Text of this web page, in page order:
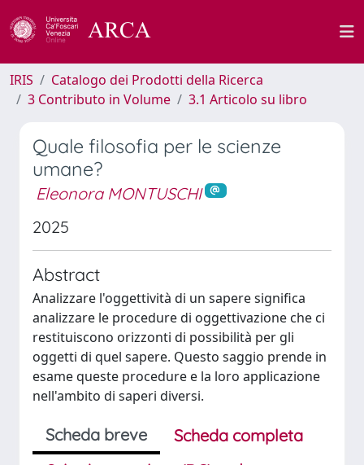
IRIS
Catalogo dei Prodotti della Ricerca
3 Contributo in Volume
3.1 Articolo su libro
Quale filosofia per le scienze
umane?
Eleonora MONTUSCHI
2025
Abstract
Analizzare l'oggettività di un sapere significa
analizzare le procedure di oggettivazione che ci
restituiscono orizzonti di possibilità per gli
oggetti di quel sapere. Questo saggio prende in
esame queste procedure e la loro applicazione
nell'ambito di saperi diversi.
Scheda breve
Scheda completa